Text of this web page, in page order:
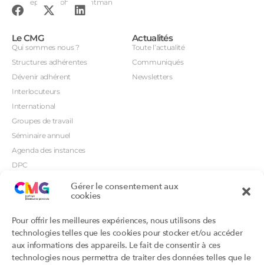
Gérer le consentement aux
cookies
Pour offrir les meilleures expériences, nous utilisons des
technologies telles que les cookies pour stocker et/ou accéder
aux informations des appareils. Le fait de consentir à ces
technologies nous permettra de traiter des données telles que le
Conception : John Brightman
Le CMG
Qui sommes nous ?
Structures adhérentes
Dévenir adhérent
Interlocuteurs
International
Groupes de travail
Séminaire annuel
Agenda des instances
DPC
Orientations prioritaires
Actualités
Toute l’actualité
Communiqués
Newsletters
Productions
Productions du Collège
Productions des structures
adhérentes
Portails
Annuaire DU/DIU
Archimede.fr
Ebmfrance.net